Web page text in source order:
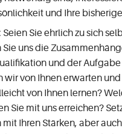
und Ihre
Sie ehrlich zu sich
Sie uns die
und der
wir von Ihnen erwarten
von Ihnen lernen?
Sie mit uns erreichen?
mit Ihren Stärken, aber